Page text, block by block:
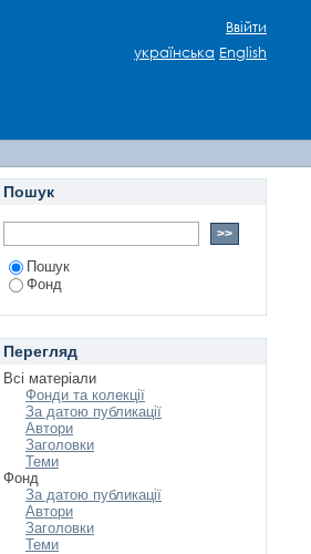
Ввійти
українська English
Пошук
Пошук
Фонд
Перегляд
Всі матеріали
Фонди та колекції
За датою публикації
Автори
Заголовки
Теми
Фонд
За датою публикації
Автори
Заголовки
Теми